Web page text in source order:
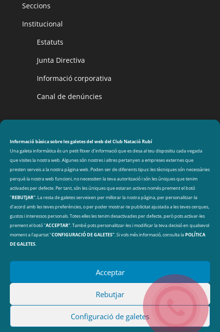
Informació bàsica sobre les galetes del web del Club Natació Rubí
Una galeta informàtica és un petit fitxer d’informació que es desa al teu dispositiu cada vegada
que visites la nostra web. Algunes són nostres i altres pertanyen a empreses externes que
presten serveis a la nostra pàgina web. Poden ser de diferents tipus: les tècniques són necessàries
perquè la nostra web funcioni, no necessiten la teva autorització i són les úniques que tenim
activades per defecte. Per tant, són les úniques que estaran actives només prement el botó
"REBUTJAR". La resta de galetes serveixen per millorar la nostra pàgina, per personalitzar-la
d’acord amb les teves preferències, o per poder mostrar-te publicitat ajustada a les teves cerques,
gustos i interessos personals. Totes elles les tenim desactivades per defecte, però pots activar-les
prement el botó "ACCEPTAR". També pots personalitzar-les i modificar la teva decisió en qualsevol
moment a l'apartat "CONFIGURACIÓ DE GALETES". Si vols més informació, consulta laPOLÍTICA
DE GALETES.
Acceptar
Rebutjar
Configuració de galetes
Seccions
Institucional
Estatuts
Junta Directiva
Informació corporativa
Canal de denúncies
Avinguda de les Olimpíades s/n, 08191 Rubí
DADES DE CONTACTE
cnr@cnrubi.cat
93 606 40 97
ARXIUArxius
® 2025 Club Natació Rubí |Política de protecció de
dades|Política de Privacitat|Política de galetes|